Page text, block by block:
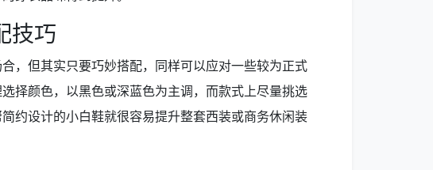
技巧
，但其实只要巧妙搭配，同样可以应对一些较为正式
择颜色，以黑色或深蓝色为主调，而款式上尽量挑选
约设计的小白鞋就很容易提升整套西装或商务休闲装